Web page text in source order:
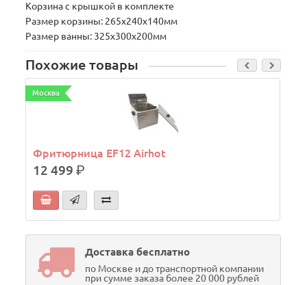
Корзина с крышкой в комплекте
Размер корзины: 265х240х140мм
Размер ванны: 325х300х200мм
Похожие товары
Москва
Фритюрница EF12 Airhot
12 499р.
Доставка бесплатно
по Москве и до транспортной компании
при сумме заказа более 20 000 рублей